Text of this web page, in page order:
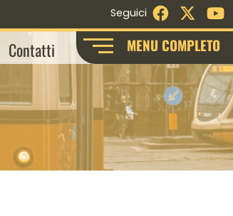
Seguici Facebook
X -
Contatti MENU COMPLETO